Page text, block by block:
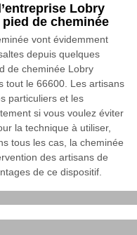
Lobry
de cheminée
vont évidemment
depuis quelques
de cheminée Lobry
tout le 66600. Les artisans
particuliers et les
si vous voulez éviter
la technique à utiliser,
tous les cas, la cheminée
des artisans de
de ce dispositif.